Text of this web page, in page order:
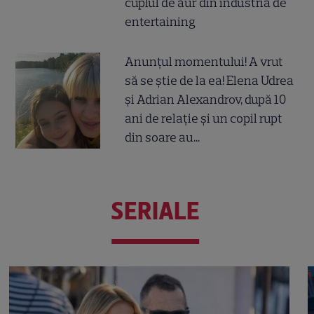
entertaining
Anunțul momentului! A vrut
să se știe de la ea! Elena Udrea
și Adrian Alexandrov, după 10
ani de relație și un copil rupt
din soare au...
SERIALE